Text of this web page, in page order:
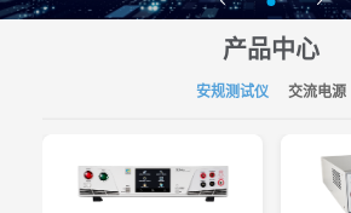
产品中心
安规测试仪 交流电源